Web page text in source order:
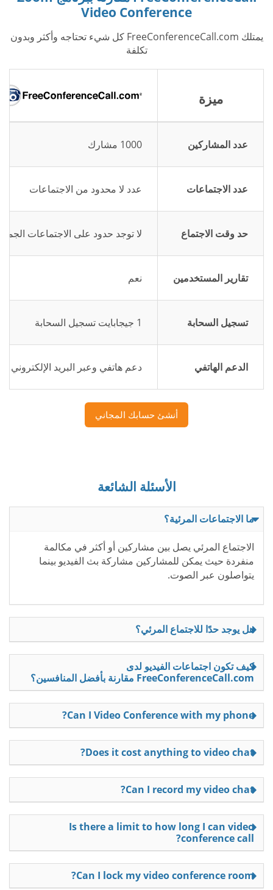
Video Conference
يمتلك FreeConferenceCall.com كل شيء تحتاجه وأكثر وبدون
تكلفة
ميزة
عدد المشاركين 1000 مشارك
عدد الاجتماعات عدد لا محدود من الاجتماعات
حد وقت الاجتماع لا توجد حدود على الاجتماعات
تقارير المستخدمين نعم
تسجيل السحابة 1 جيجابايت تسجيل السحابة
الدعم الهاتفي دعم هاتفي وعبر البريد الإلكتروني
أنشئ حسابك المجاني
الأسئلة الشائعة
ما الاجتماعات المرئية؟
الاجتماع المرئي يصل بين مشاركين أو أكثر في مكالمة
منفردة حيث يمكن للمشاركين مشاركة بث الفيديو بينما
يتواصلون عبر الصوت.
هل يوجد حدًا للاجتماع المرئي؟
كيف تكون اجتماعات الفيديو لدى
FreeConferenceCall.com مقارنة بأفضل المنافسين؟
Can I Video Conference with my phone?
Does it cost anything to video chat?
Can I record my video chat?
Is there a limit to how long I can video
conference call?
Can I lock my video conference room?